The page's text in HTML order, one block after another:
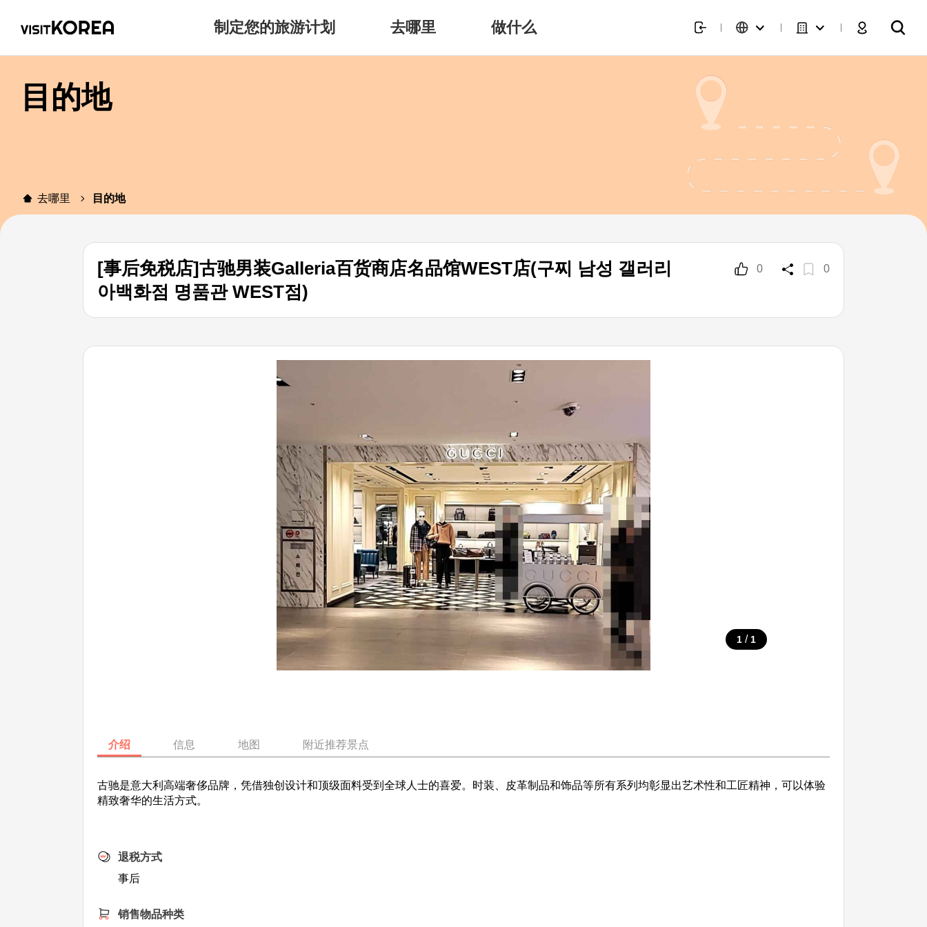
制定您的旅游计划 去哪里 做什么
目的地
去哪里 目的地
[事后免税店]古驰男装Galleria百货商店名品馆WEST店(구찌 남성 갤러리
아백화점 명품관 WEST점)
0 0
1 / 1
介绍 信息 地图 附近推荐景点
古驰是意大利高端奢侈品牌，凭借独创设计和顶级面料受到全球人士的喜爱。时装、皮革制品和饰品等所有系列均彰显出艺术性和工匠精神，可以体验
精致奢华的生活方式。
退税方式
事后
销售物品种类